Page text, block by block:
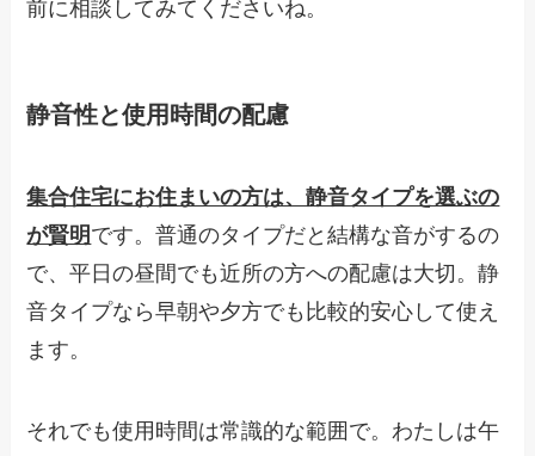
前に相談してみてくださいね。
静音性と使用時間の配慮
集合住宅にお住まいの方は、静音タイプを選ぶの
が賢明 です。普通のタイプだと結構な音がするの
で、平日の昼間でも近所の方への配慮は大切。静
音タイプなら早朝や夕方でも比較的安心して使え
ます。
それでも使用時間は常識的な範囲で。わたしは午